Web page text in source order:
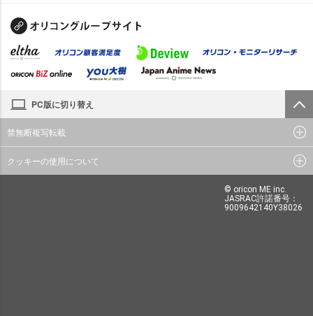
PC版に切り替え
禁無断複写転載
クッキーの使用について
© oricon ME inc.
JASRAC許諾番号：
9009642140Y38026